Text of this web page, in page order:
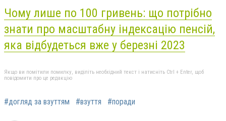
Чому лише по 100 гривень: що потрібно
знати про масштабну індексацію пенсій,
яка відбудеться вже у березні 2023
Якщо ви помітили помилку, виділіть необхідний текст і натисніть Ctrl + Enter, щоб
повідомити про це редакцію
#догляд за взуттям #взуття #поради